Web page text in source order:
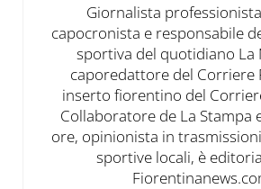
Giornalista
capocronista e responsabile
sportiva del quotidiano La
caporedattore del Corriere
inserto fiorentino del
Collaboratore de La Stampa
ore, opinionista in
sportive locali, è